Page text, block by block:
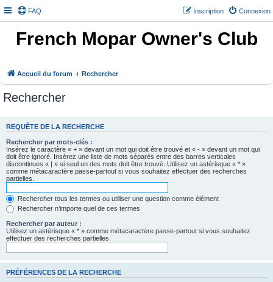
FAQ Connexion
Inscription
French Mopar Owner's Club
Accueil du forum Rechercher
Rechercher
REQUÊTE DE LA RECHERCHE
Rechercher par mots-clés :
Insérez le caractère « + » devant un mot qui doit être trouvé et « - » devant un mot qui
doit être ignoré. Insérez une liste de mots séparés entre des barres verticales
discontinues « | » si seul un des mots doit être trouvé. Utilisez un astérisque « * »
comme métacaractère passe-partout si vous souhaitez effectuer des recherches
partielles.
Rechercher tous les termes ou utiliser une question comme élément
Rechercher n’importe quel de ces termes
Rechercher par auteur :
Utilisez un astérisque « * » comme métacaractère passe-partout si vous souhaitez
effectuer des recherches partielles.
PRÉFÉRENCES DE LA RECHERCHE